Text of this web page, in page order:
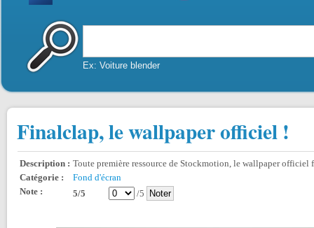
Ex: Voiture blender
Finalclap, le wallpaper officiel !
Description : Toute première ressource de Stockmotion, le wallpaper
Catégorie :
Fond d'écran
Note :
5/5 /5